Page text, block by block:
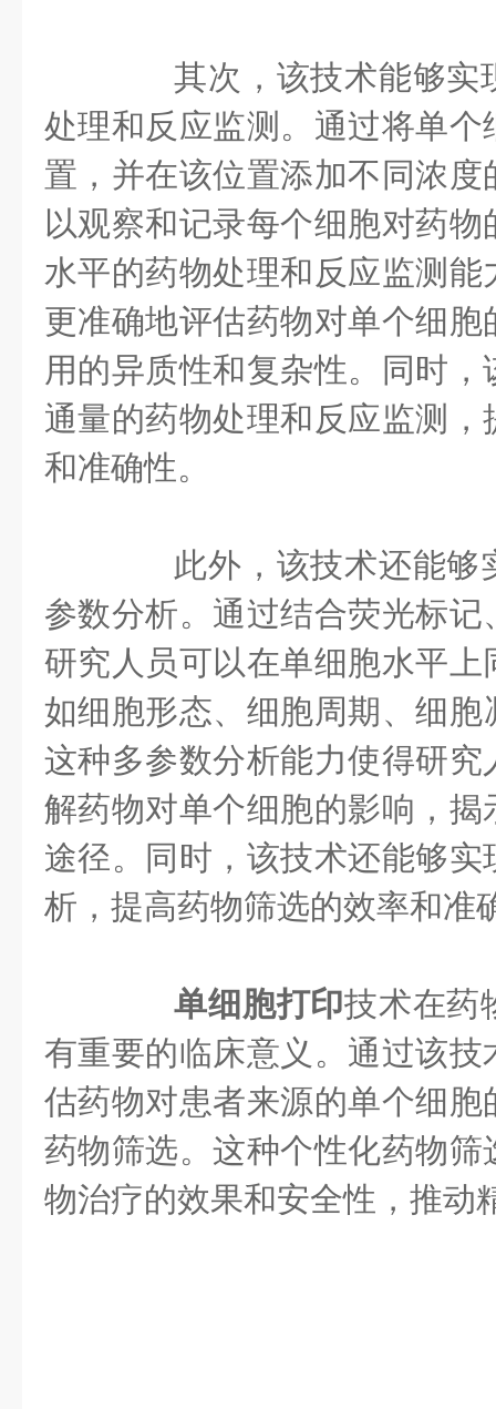
其次，该技术能够实
处理和反应监测。通过将单
置，并在该位置添加不同浓
以观察和记录每个细胞对药
水平的药物处理和反应监测
更准确地评估药物对单个细
用的异质性和复杂性。同时
通量的药物处理和反应监测
和准确性。
此外，该技术还能够
参数分析。通过结合荧光标
研究人员可以在单细胞水平
如细胞形态、细胞周期、细
这种多参数分析能力使得研
解药物对单个细胞的影响，
途径。同时，该技术还能够
析，提高药物筛选的效率和准
单细胞打印技术在药
有重要的临床意义。通过该
估药物对患者来源的单个细
药物筛选。这种个性化药物
物治疗的效果和安全性，推动